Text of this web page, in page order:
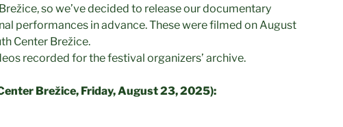
so we’ve decided to release our documentary
performances in advance. These were filmed on August
Center Brežice.
recorded for the festival organizers’ archive.
Brežice, Friday, August 23, 2025):